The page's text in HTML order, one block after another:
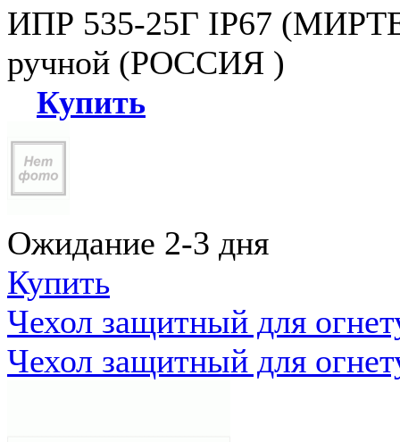
ИПР 535-25Г IP67
ручной (РОССИЯ )
Купить
Ожидание 2-3 дня
Купить
Чехол защитный для
Чехол защитный для